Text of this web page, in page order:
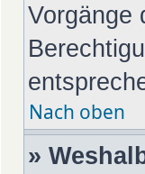
Vorgänge
Nach oben
»